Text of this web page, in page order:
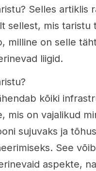
Selles artiklis
sellest, mis taristu
milline on selle
liigid.
kõiki
mis on vajalikud
sujuvaks ja
See
aspekte,